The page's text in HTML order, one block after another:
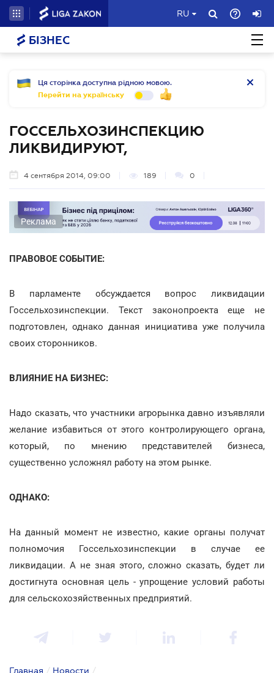
RU
БІЗНЕС
Ця сторінка доступна рідною мовою.
Перейти на українську
ГОССЕЛЬХОЗИНСПЕКЦИЮ
ЛИКВИДИРУЮТ,
4 сентября 2014, 09:00 189 0
Реклама
ПРАВОВОЕ СОБЫТИЕ:
В парламенте обсуждается вопрос ликвидации
Госсельхозинспекции. Текст законопроекта еще не
подготовлен, однако данная инициатива уже получила
своих сторонников.
ВЛИЯНИЕ НА БИЗНЕС:
Надо сказать, что участники агрорынка давно изъявляли
желание избавиться от этого контролирующего органа,
который, по мнению представителей бизнеса,
существенно усложнял работу на этом рынке.
ОДНАКО:
На данный момент не известно, какие органы получат
полномочия Госсельхозинспекции в случае ее
ликвидации. А не зная этого, сложно сказать, будет ли
достигнута основная цель - упрощение условий работы
для сельскохозяйственных предприятий.
Главная / Новости /